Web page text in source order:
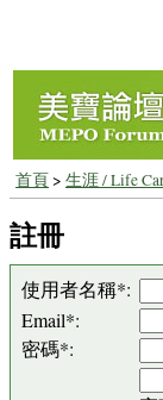
首頁> 生涯 / Life
註冊
使用者名稱*:
Email*:
密碼*: